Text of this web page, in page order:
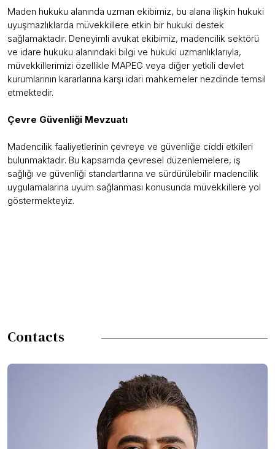
Maden hukuku alanında uzman ekibimiz, bu alana ilişkin hukuki
uyuşmazlıklarda müvekkillere etkin bir hukuki destek
sağlamaktadır. Deneyimli avukat ekibimiz, madencilik sektörü
ve idare hukuku alanındaki bilgi ve hukuki uzmanlıklarıyla,
müvekkillerimizi özellikle MAPEG veya diğer yetkili devlet
kurumlarının kararlarına karşı idari mahkemeler nezdinde temsil
etmektedir.
Çevre Güvenliği Mevzuatı
Madencilik faaliyetlerinin çevreye ve güvenliğe ciddi etkileri
bulunmaktadır. Bu kapsamda çevresel düzenlemelere, iş
sağlığı ve güvenliği standartlarına ve sürdürülebilir madencilik
uygulamalarına uyum sağlanması konusunda müvekkillere yol
göstermekteyiz.
Contacts